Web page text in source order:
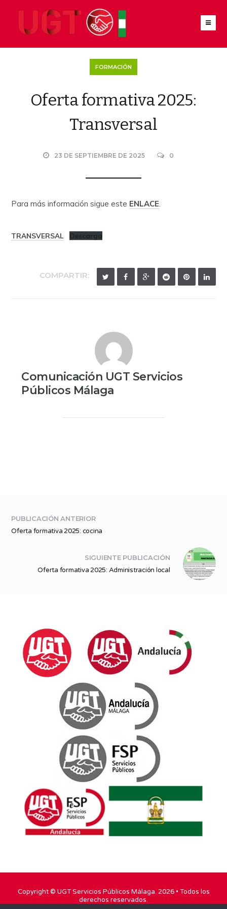
FORMACIÓN
Oferta formativa 2025:
Transversal
23 DE SEPTIEMBRE DE 2025 0
Para más información sigue este ENLACE.
TRANSVERSAL Descarga
COMPARTIR:
Comunicación UGT Servicios
Públicos Málaga
PUBLICACIÓN ANTERIOR
Oferta formativa 2025: cocina
SIGUIENTE PUBLICACIÓN
Oferta formativa 2025: Administración local
Copyright © UGT Servicios Públicos Málaga. 2026 • Todos los
derechos reservados.